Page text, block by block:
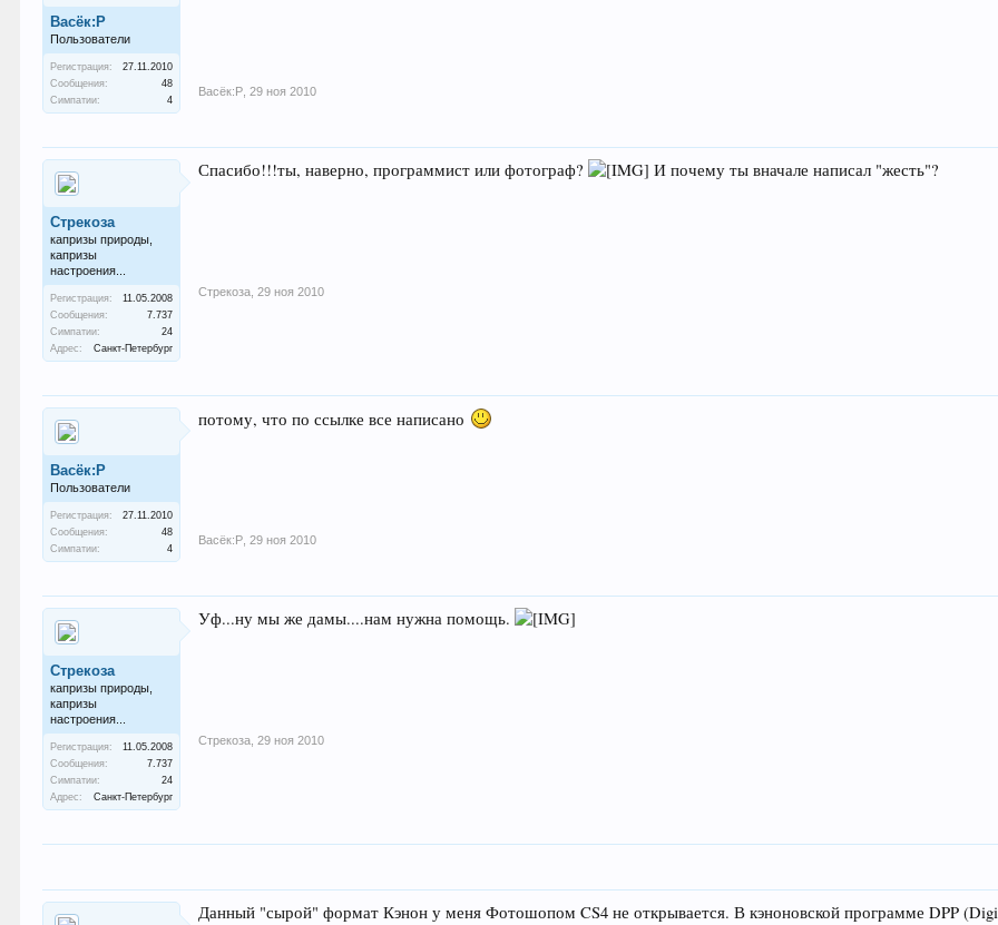
Васёк:Р
Пользователи
Регистрация:
27.11.2010
Сообщения:
48
Симпатии:
4
Васёк:Р 29 ноя 2010
Стрекоза
капризы природы,
капризы
настроения...
Регистрация:
11.05.2008
Сообщения:
7.737
Симпатии:
24
Адрес:
Санкт-Петербург
Спасибо!!!ты, наверно, программист или фотограф? И почему ты вначале написал "жесть"?
Стрекоза 29 ноя 2010
Васёк:Р
Пользователи
Регистрация:
27.11.2010
Сообщения:
48
Симпатии:
4
потому, что по ссылке все написано
Васёк:Р 29 ноя 2010
Стрекоза
капризы природы,
капризы
настроения...
Регистрация:
11.05.2008
Сообщения:
7.737
Симпатии:
24
Адрес:
Санкт-Петербург
Уф...ну мы же дамы....нам нужна помощь.
Стрекоза 29 ноя 2010
Данный "сырой" формат Кэнон у меня Фотошопом CS4 не открывается. В кэноновской программе DPP